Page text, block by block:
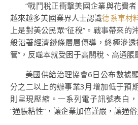
“戰鬥稅正衝擊美國企業與花費
越來越多美國業界人士認識德系車材
上是對美公民眾“征稅”。戰事帶來的
般沿著經濟鏈條層層傳導，終極滲透
管”，反噬本就受困于高關稅、高通脹
美國供給治理協會6日公布數據
分之二以上的辦事業3月增加低于預
則呈現壓縮。一系列電子訊號表白
“通脹粘性”，讓企業加倍謹嚴，讓通俗